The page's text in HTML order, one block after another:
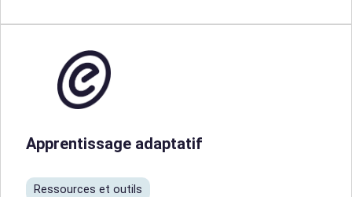
Apprentissage adaptatif
Ressources et outils